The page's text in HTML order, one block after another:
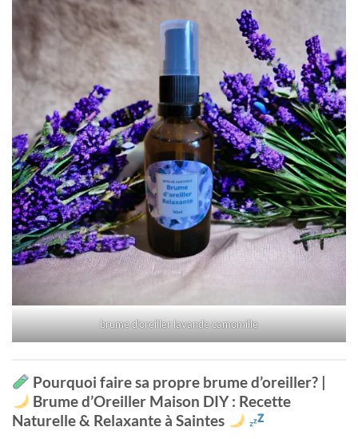
brume d’oreiller lavande camomille
Pourquoi faire sa propre brume d’oreiller? |
Brume d’Oreiller Maison DIY : Recette
Naturelle & Relaxante à Saintes